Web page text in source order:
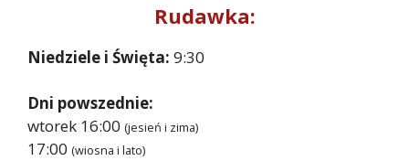
Rudawka:
Niedziele i Święta: 9:30
Dni powszednie:
wtorek 16:00 (jesień i zima)
17:00 (wiosna i lato)